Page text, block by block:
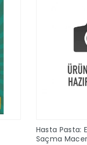
Hasta Pasta:
Saçma